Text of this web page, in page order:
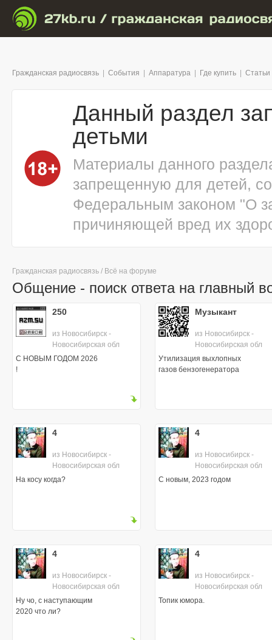
Гражданская радиосвязь События Аппаратура Где купить Статьи
Данный раздел
детьми
Материалы данного
запрещенную для детей,
Федеральным законом "О
причиняющей вред их
Гражданская радиосвязь / Всё на форуме
Общение - поиск ответа на главный
250
из Новосибирск -
Новосибирская обл
С НОВЫМ ГОДОМ 2026
!
Музыкант
из Новосибирск -
Новосибирская обл
Утилизация выхлопных
газов бензогенератора
4
из Новосибирск -
Новосибирская обл
На косу когда?
4
из Новосибирск -
Новосибирская обл
С новым, 2023 годом
4
из Новосибирск -
Новосибирская обл
Ну чо, с наступающим
2020 что ли?
4
из Новосибирск -
Новосибирская обл
Топик юмора.